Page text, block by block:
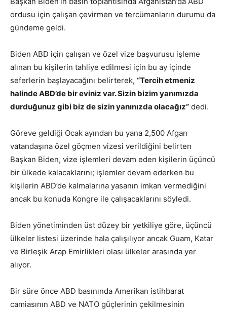
ordusu için çalışan çevirmen ve tercümanların durumu da
gündeme geldi.
Biden ABD için çalışan ve özel vize başvurusu işleme
alınan bu kişilerin tahliye edilmesi için bu ay içinde
seferlerin başlayacağını belirterek, “Tercih etmeniz
halinde ABD’de bir eviniz var. Sizin bizim yanımızda
durduğunuz gibi biz de sizin yanınızda olacağız” dedi.
Göreve geldiği Ocak ayından bu yana 2,500 Afgan
vatandaşına özel göçmen vizesi verildiğini belirten
Başkan Biden, vize işlemleri devam eden kişilerin üçüncü
bir ülkede kalacaklarını; işlemler devam ederken bu
kişilerin ABD’de kalmalarına yasanın imkan vermediğini
ancak bu konuda Kongre ile çalışacaklarını söyledi.
Biden yönetiminden üst düzey bir yetkiliye göre, üçüncü
ülkeler listesi üzerinde hala çalışılıyor ancak Guam, Katar
ve Birleşik Arap Emirlikleri olası ülkeler arasında yer
alıyor.
Bir süre önce ABD basınında Amerikan istihbarat
camiasının ABD ve NATO güçlerinin çekilmesinin